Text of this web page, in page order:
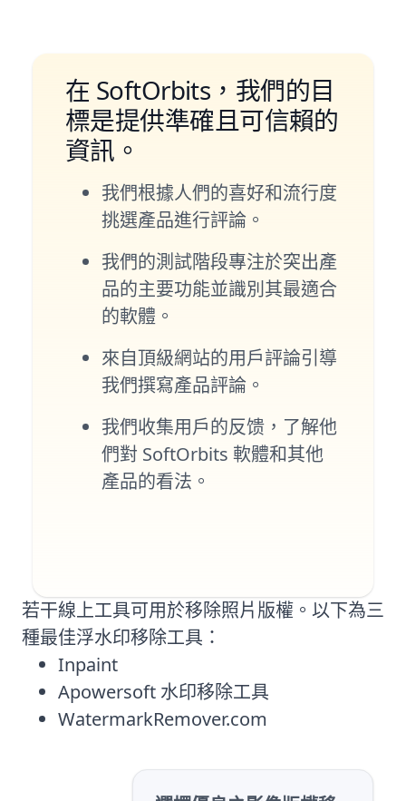
在 SoftOrbits，我們的目
標是提供準確且可信賴的
資訊。
我們根據人們的喜好和流行度
挑選產品進行評論。
我們的測試階段專注於突出產
品的主要功能並識別其最適合
的軟體。
來自頂級網站的用戶評論引導
我們撰寫產品評論。
我們收集用戶的反馈，了解他
們對 SoftOrbits 軟體和其他
產品的看法。
若干線上工具可用於移除照片版權。以下為三
種最佳浮水印移除工具：
Inpaint
Apowersoft 水印移除工具
WatermarkRemover.com